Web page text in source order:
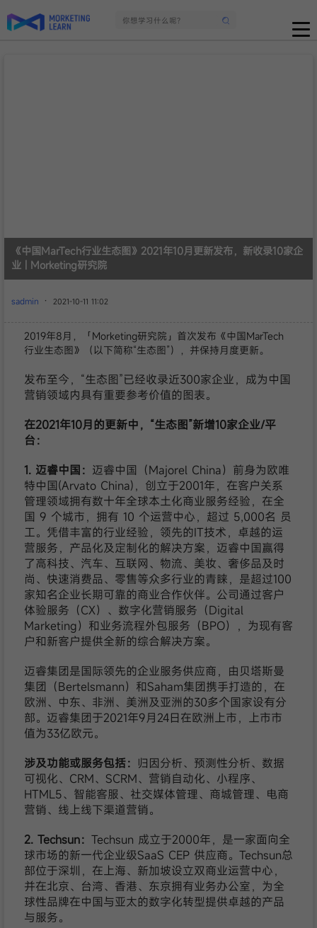
《中国MarTech行业生态图》2021年10月更新发布，新收录10家企
业 | Morketing研究院
sadmin · 2021-10-11 11:02
2019年8月，「Morketing研究院」首次发布《中国MarTech
行业生态图》（以下简称“生态图”），并保持月度更新。
发布至今，“生态图”已经收录近300家企业，成为中国
营销领域内具有重要参考价值的图表。
在2021年10月的更新中，“生态图”新增10家企业/平
台：
1. 迈睿中国： 迈睿中国（Majorel China）前身为欧唯
特中国(Arvato China)，创立于2001年，在客户关系
管理领域拥有数十年全球本土化商业服务经验，在全
国 9 个城市，拥有 10 个运营中心，超过 5,000名 员
工。凭借丰富的行业经验，领先的IT技术，卓越的运
营服务，产品化及定制化的解决方案，迈睿中国赢得
了高科技、汽车、互联网、物流、美妆、奢侈品及时
尚、快速消费品、零售等众多行业的青睐，是超过100
家知名企业长期可靠的商业合作伙伴。公司通过客户
体验服务（CX）、数字化营销服务（Digital
Marketing）和业务流程外包服务（BPO），为现有客
户和新客户提供全新的综合解决方案。
迈睿集团是国际领先的企业服务供应商，由贝塔斯曼
集团（Bertelsmann）和Saham集团携手打造的，在
欧洲、中东、非洲、美洲及亚洲的30多个国家设有分
部。迈睿集团于2021年9月24日在欧洲上市，上市市
值为33亿欧元。
涉及功能或服务包括： 归因分析、预测性分析、数据
可视化、CRM、SCRM、营销自动化、小程序、
HTML5、智能客服、社交媒体管理、商城管理、电商
营销、线上线下渠道营销。
2. Techsun： Techsun 成立于2000年，是一家面向全
球市场的新一代企业级SaaS CEP 供应商。Techsun总
部位于深圳，在上海、新加坡设立双商业运营中心，
并在北京、台湾、香港、东京拥有业务办公室，为全
球性品牌在中国与亚太的数字化转型提供卓越的产品
与服务。